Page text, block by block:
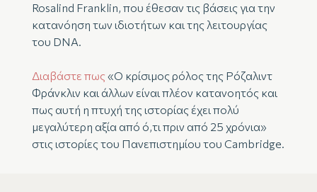
Rosalind Franklin, που έθεσαν τις βάσεις για την
κατανόηση των ιδιοτήτων και της λειτουργίας
του DNA.
Διαβάστε πως «Ο κρίσιμος ρόλος της Ρόζαλιντ
Φράνκλιν και άλλων είναι πλέον κατανοητός και
πως αυτή η πτυχή της ιστορίας έχει πολύ
μεγαλύτερη αξία από ό,τι πριν από 25 χρόνια»
στις ιστορίες του Πανεπιστημίου του Cambridge.